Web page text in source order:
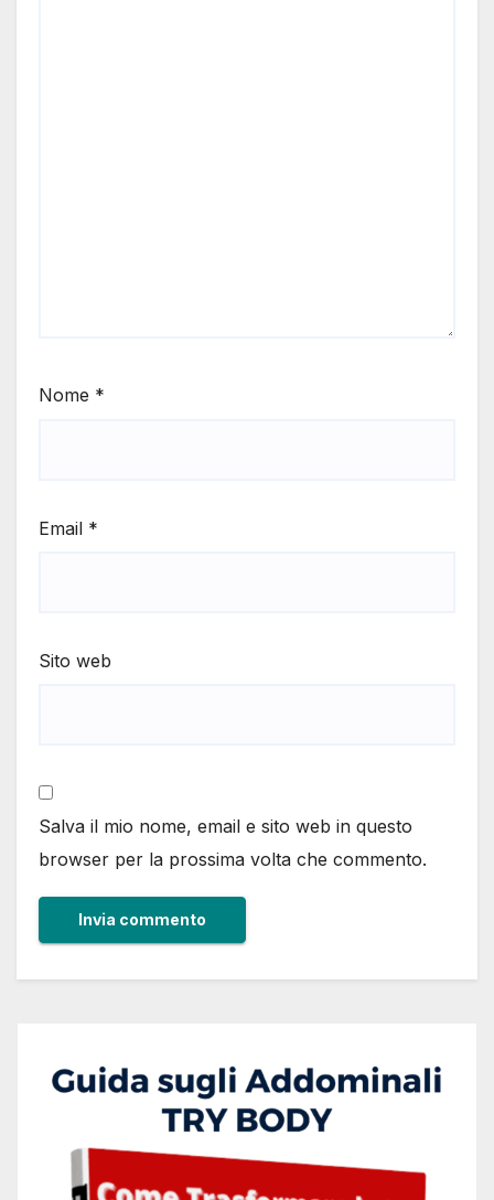
Nome *
Email *
Sito web
Salva il mio nome, email e sito web in questo
browser per la prossima volta che commento.